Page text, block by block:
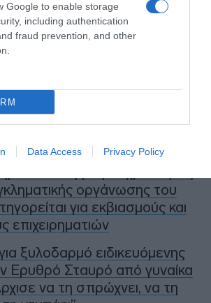
Google to enable storage
including authentication
fraud prevention, and other
Data Access Privacy Policy
ως προτεινόμενη
πηγή στην Google
2 Σεπτεμβρίου η παρουσίαση
προγράμματος της ΕΛ.Α.Σ.
οργάνωσης του
για εκβιασμούς και
επιχειρηματιών
ξυλοδαρμό ειδικευόμενης
Ερυθρό Σταυρό από γυναίκα
να τη σπρώχνει, να τη